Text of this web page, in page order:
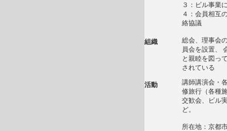
３：ビル事業
４：会員相互
絡協議
組織
総会、理事会
員会を設置、
と親睦を図っ
されている
活動
講師講演会・
修旅行（各種
交歓会、ビル
ど。
所在地：京都